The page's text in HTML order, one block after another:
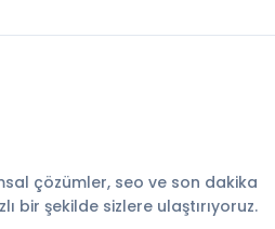
çözümler, seo ve son dakika
bir şekilde sizlere ulaştırıyoruz.